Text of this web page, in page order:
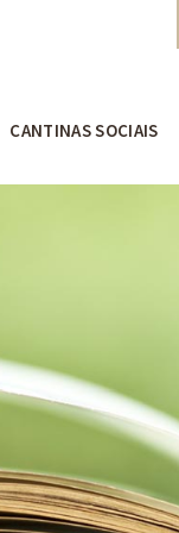
CANTINAS SOCIAIS